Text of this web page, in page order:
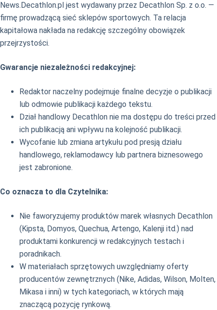
News.Decathlon.pl jest wydawany przez Decathlon Sp. z o.o. —
firmę prowadzącą sieć sklepów sportowych. Ta relacja
kapitałowa nakłada na redakcję szczególny obowiązek
przejrzystości.
Gwarancje niezależności redakcyjnej:
Redaktor naczelny podejmuje finalne decyzje o publikacji
lub odmowie publikacji każdego tekstu.
Dział handlowy Decathlon nie ma dostępu do treści przed
ich publikacją ani wpływu na kolejność publikacji.
Wycofanie lub zmiana artykułu pod presją działu
handlowego, reklamodawcy lub partnera biznesowego
jest zabronione.
Co oznacza to dla Czytelnika:
Nie faworyzujemy produktów marek własnych Decathlon
(Kipsta, Domyos, Quechua, Artengo, Kalenji itd.) nad
produktami konkurencji w redakcyjnych testach i
poradnikach.
W materiałach sprzętowych uwzględniamy oferty
producentów zewnętrznych (Nike, Adidas, Wilson, Molten,
Mikasa i inni) w tych kategoriach, w których mają
znaczącą pozycję rynkową.